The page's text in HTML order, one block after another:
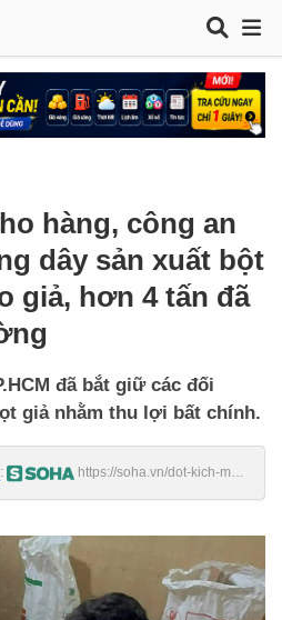
hàng, công an
dây sản xuất bột
giả, hơn 4 tấn đã
đã bắt giữ các đối
giả nhằm thu lợi bất chính.
:
https://soha.vn/dot-kich-mot-